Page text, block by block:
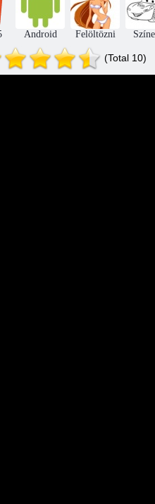
Jewels Blitz 2 Szörny blokkok
Android Felöltözni
(Total 10)